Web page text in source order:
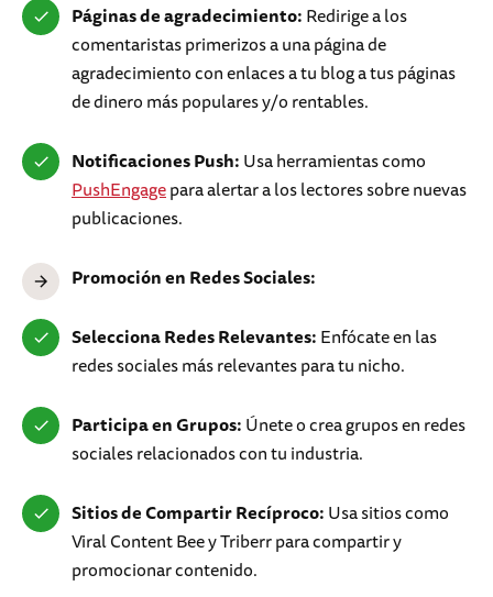
Páginas de agradecimiento:Redirige a los
comentaristas primerizos a una página de
agradecimiento con enlaces a tu blog a tus páginas
de dinero más populares y/o rentables.
Notificaciones Push:Usa herramientas como
PushEngagepara alertar a los lectores sobre nuevas
publicaciones.
Promoción en Redes Sociales:
Selecciona Redes Relevantes:Enfócate en las
redes sociales más relevantes para tu nicho.
Participa en Grupos:Únete o crea grupos en redes
sociales relacionados con tu industria.
Sitios de Compartir Recíproco:Usa sitios como
Viral Content Bee y Triberr para compartir y
promocionar contenido.